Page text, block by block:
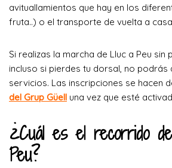
avituallamientos que hay en los
fruta..) o el transporte de vuelta a
Si realizas la marcha de Lluc a Peu sin
incluso si pierdes tu dorsal, no
servicios. Las inscripciones se hacen
del Grup Güell una vez que esté
¿Cuál es el recorrido
Peu?